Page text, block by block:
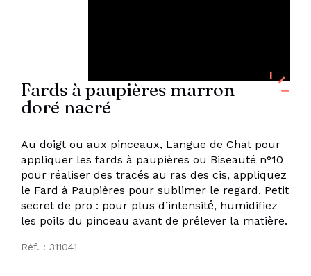
Fards à paupières marron
doré nacré
Au doigt ou aux pinceaux, Langue de Chat pour
appliquer les fards à paupières ou Biseauté n°10
pour réaliser des tracés au ras des cis, appliquez
le Fard à Paupières pour sublimer le regard. Petit
secret de pro : pour plus d’intensité́, humidifiez
les poils du pinceau avant de prélever la matière.
Réf. : 311041